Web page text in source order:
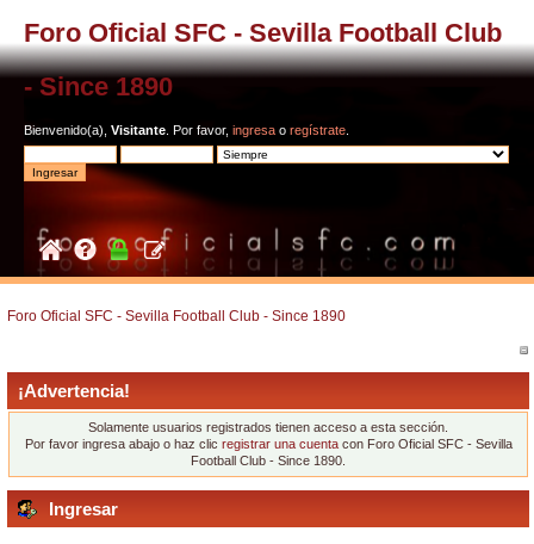
Foro Oficial SFC - Sevilla Football Club
- Since 1890
Bienvenido(a), Visitante . Por favor, ingresa o regístrate
Foro Oficial SFC - Sevilla Football Club - Since 1890
¡Advertencia!
Solamente usuarios registrados tienen acceso a esta sección.
Por favor ingresa abajo o haz clic registrar una cuentacon Foro Oficial SFC - Sevilla
Football Club - Since 1890.
Ingresar